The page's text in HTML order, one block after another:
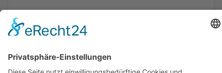
Verzehrempfehlung
Inhaltsstoffe/Zusammensetzung